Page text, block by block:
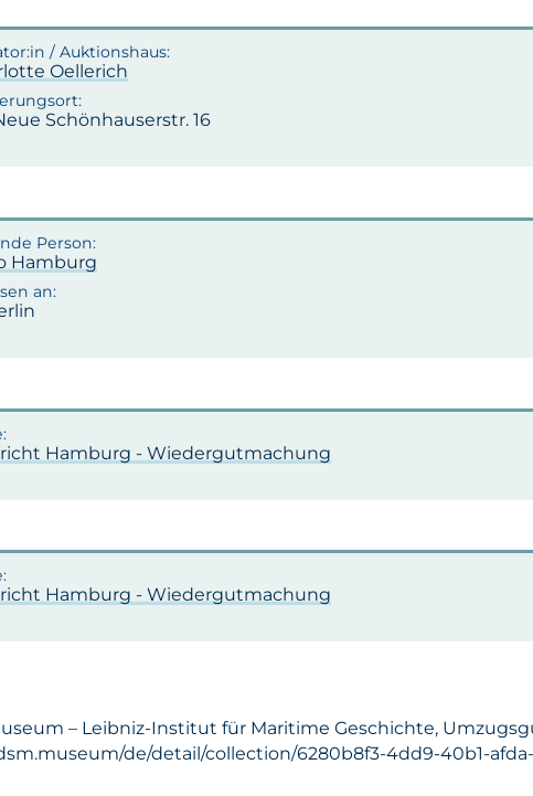
Oellerich
Schönhauserstr. 16
Hamburg
Hamburg - Wiedergutmachung
Hamburg - Wiedergutmachung
– Leibniz-Institut für Maritime Geschichte,
de/detail/collection/6280b8f3-4dd9-40b1-